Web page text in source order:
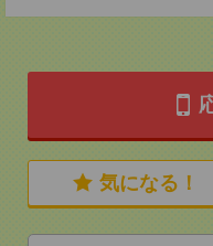
気になる！